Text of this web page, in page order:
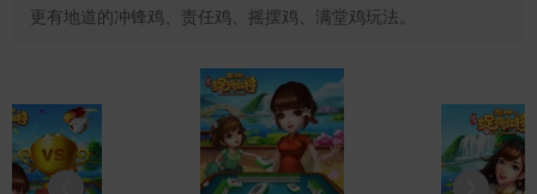
更有地道的冲锋鸡、责任鸡、摇摆鸡、满堂鸡玩法。